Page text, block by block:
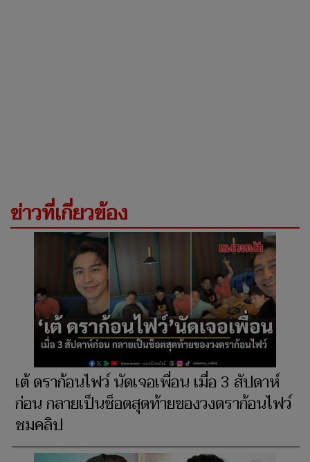
ข่าวที่เกี่ยวข้อง
เต้ ดราก้อนไฟว์ นัดเจอเพื่อน เมื่อ 3 สัปดาห์
ก่อน กลายเป็นช็อตสุดท้ายของวงดราก้อนไฟว์
ชมคลิป